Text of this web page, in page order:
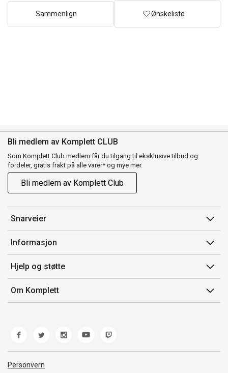
Sammenlign Ønskeliste
Bli medlem av Komplett CLUB
Som Komplett Club medlem får du tilgang til eksklusive tilbud og
fordeler, gratis frakt på alle varer* og mye mer.
Bli medlem av Komplett Club
Snarveier
Min side
Ordreoversikt
Flex
Komplett Club
Informasjon
Salgsbetingelser
Medlemsvilkår for Komplett Club
Merker/produsent
Hjelp og støtte
Kontakt oss
Kundeservice
Retur
Reklamasjon og garanti
Frakt og levering
Om Komplett
Personvern